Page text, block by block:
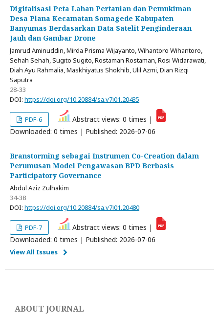
Digitalisasi Peta Lahan Pertanian dan Pemukiman
Desa Plana Kecamatan Somagede Kabupaten
Banyumas Berdasarkan Data Satelit Penginderaan
Jauh dan Gambar Drone
Jamrud Aminuddin, Mirda Prisma Wijayanto, Wihantoro Wihantoro,
Sehah Sehah, Sugito Sugito, Rostaman Rostaman, Rosi Widarawati,
Diah Ayu Rahmalia, Maskhiyatus Shokhib, Ulil Azmi, Dian Rizqi
Saputra
28-33
DOI: https://doi.org/10.20884/sa.v7i01.20435
PDF-6
Abstract views: 0 times |
Downloaded: 0 times | Published: 2026-07-06
Branstorming sebagai Instrumen Co-Creation dalam
Perumusan Model Pengawasan BPD Berbasis
Participatory Governance
Abdul Aziz Zulhakim
34-38
DOI: https://doi.org/10.20884/sa.v7i01.20480
PDF-7
Abstract views: 0 times |
Downloaded: 0 times | Published: 2026-07-06
View All Issues
ABOUT JOURNAL